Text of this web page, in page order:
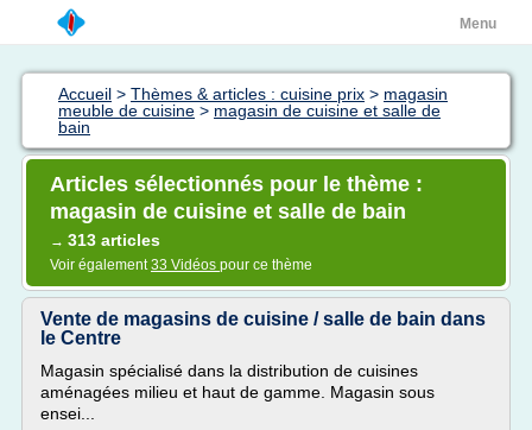
Menu
Accueil > Thèmes & articles : cuisine prix > magasin
meuble de cuisine > magasin de cuisine et salle de
bain
Articles sélectionnés pour le thème :
magasin de cuisine et salle de bain
→ 313 articles
Voir également33 Vidéos pour ce thème
Vente de magasins de cuisine / salle de bain dans
le Centre
Magasin spécialisé dans la distribution de cuisines
aménagées milieu et haut de gamme. Magasin sous
ensei...